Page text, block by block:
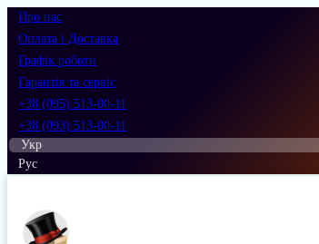
Про нас
Оплата і Доставка
Графік роботи
Гарантія та сервіс
+38 (095) 513-00-11
+38 (093) 513-00-11
Укр
Рус